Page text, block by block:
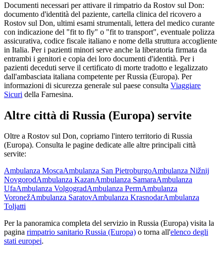
Documenti necessari per attivare il rimpatrio da Rostov sul Don:
documento d'identità del paziente, cartella clinica del ricovero a
Rostov sul Don, ultimi esami strumentali, lettera del medico curante
con indicazione del "fit to fly" o "fit to transport", eventuale polizza
assicurativa, codice fiscale italiano e nome della struttura accogliente
in Italia. Per i pazienti minori serve anche la liberatoria firmata da
entrambi i genitori e copia dei loro documenti d'identità. Per i
pazienti deceduti serve il certificato di morte tradotto e legalizzato
dall'ambasciata italiana competente perRussia (Europa). Per
informazioni di sicurezza generale sul paese consulta Viaggiare
Sicuri della Farnesina.
Altre città di Russia (Europa) servite
Oltre a Rostov sul Don, copriamo l'intero territorio di Russia
(Europa). Consulta le pagine dedicate alle altre principali città
servite:
Ambulanza MoscaAmbulanza San PietroburgoAmbulanza Nižnij
NovgorodAmbulanza KazanAmbulanza SamaraAmbulanza
UfaAmbulanza VolgogradAmbulanza PermAmbulanza
VoronežAmbulanza SaratovAmbulanza KrasnodarAmbulanza
Toljatti
Per la panoramica completa del servizio in Russia (Europa) visita la
pagina rimpatrio sanitario Russia (Europa) o torna all'elenco degli
stati europei.